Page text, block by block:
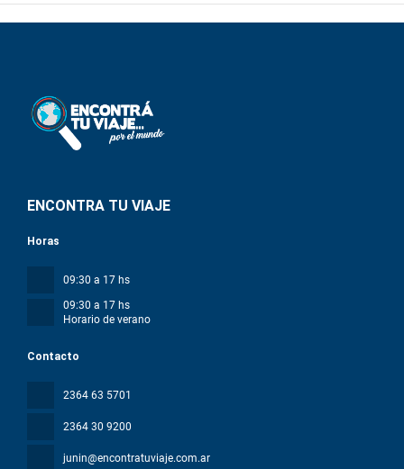
ENCONTRA TU VIAJE
Contacto
2364 63 5701
2364 30 9200
junin@encontratuviaje.com.ar
Horas
09:30 a 17 hs
09:30 a 17 hs
Horario de verano